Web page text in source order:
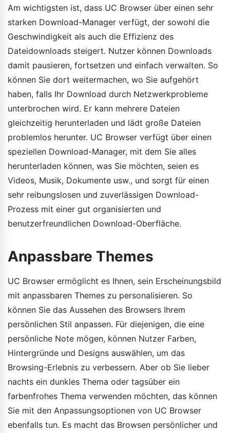
Am wichtigsten ist, dass UC Browser über einen sehr
starken Download-Manager verfügt, der sowohl die
Geschwindigkeit als auch die Effizienz des
Dateidownloads steigert. Nutzer können Downloads
damit pausieren, fortsetzen und einfach verwalten. So
können Sie dort weitermachen, wo Sie aufgehört
haben, falls Ihr Download durch Netzwerkprobleme
unterbrochen wird. Er kann mehrere Dateien
gleichzeitig herunterladen und lädt große Dateien
problemlos herunter. UC Browser verfügt über einen
speziellen Download-Manager, mit dem Sie alles
herunterladen können, was Sie möchten, seien es
Videos, Musik, Dokumente usw., und sorgt für einen
sehr reibungslosen und zuverlässigen Download-
Prozess mit einer gut organisierten und
benutzerfreundlichen Download-Oberfläche.
Anpassbare Themes
UC Browser ermöglicht es Ihnen, sein Erscheinungsbild
mit anpassbaren Themes zu personalisieren. So
können Sie das Aussehen des Browsers Ihrem
persönlichen Stil anpassen. Für diejenigen, die eine
persönliche Note mögen, können Nutzer Farben,
Hintergründe und Designs auswählen, um das
Browsing-Erlebnis zu verbessern. Aber ob Sie lieber
nachts ein dunkles Thema oder tagsüber ein
farbenfrohes Thema verwenden möchten, das können
Sie mit den Anpassungsoptionen von UC Browser
ebenfalls tun. Es macht das Browsen persönlicher und